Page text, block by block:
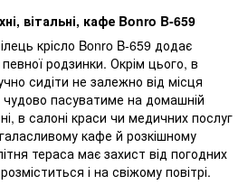
вітальні, кафе Bonro B-659
крісло Bonro B-659 додає
родзинки. Окрім цього, в
сидіти не залежно від місця
пасуватиме на домашній
в салоні краси чи медичних послуг
кафе й розкішному
тераса має захист від погодних
і на свіжому повітрі.